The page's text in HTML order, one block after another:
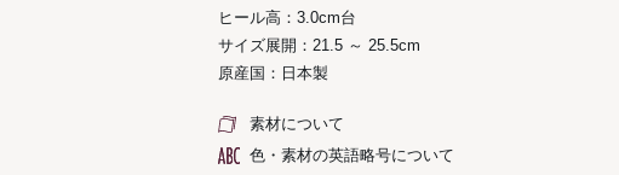
ヒール高：3.0cm台
サイズ展開：21.5 ～ 25.5cm
原産国：日本製
素材について
色・素材の英語略号について